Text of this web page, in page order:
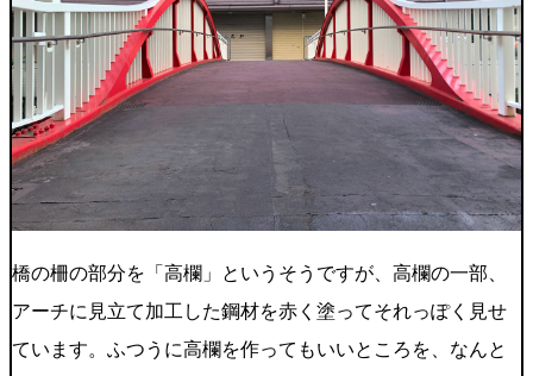
橋の柵の部分を「高欄」というそうですが、高欄の一部、
アーチに見立て加工した鋼材を赤く塗ってそれっぽく見せ
ています。ふつうに高欄を作ってもいいところを、なんと